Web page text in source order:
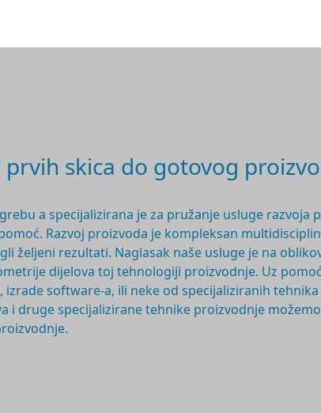
prvih skica do gotovog
a specijalizirana je za pružanje usluge
Razvoj proizvoda je kompleksan
željeni rezultati. Naglasak naše usluge je na
dijelova toj tehnologiji proizvodnje. Uz
software-a, ili neke od specijaliziranih
i druge specijalizirane tehnike proizvodnje